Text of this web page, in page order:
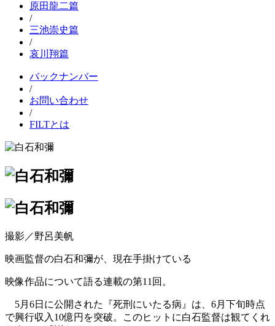
原田龍二篇
/
三池崇史篇
/
哀川翔篇
バックナンバー
/
お問い合わせ
/
FILTとは
撮影／野呂美帆
映画監督の白石和彌が、現在手掛けている
映像作品について語る連載の第11回。
5月6日に公開された『死刑にいたる病』は、6月下旬時点
で興行収入10億円を突破。このヒットに白石監督は観てくれ